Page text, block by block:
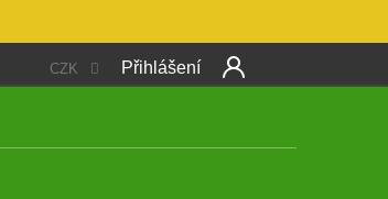
OBCHODNÍ PODMÍNKY PODMÍNKY OCHRANY
CZK Přihlášení